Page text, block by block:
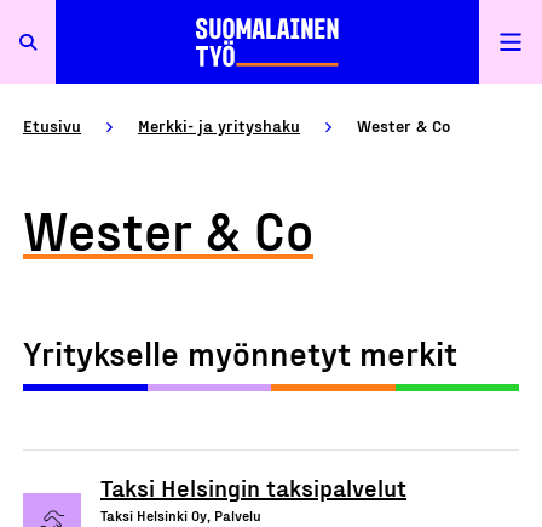
Etusivu Merkki- ja yrityshaku Wester & Co
Wester & Co
Yritykselle myönnetyt merkit
Taksi Helsingin taksipalvelut
Taksi Helsinki Oy, Palvelu